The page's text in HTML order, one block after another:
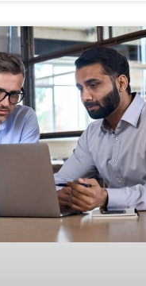
Como podemos ajudar?